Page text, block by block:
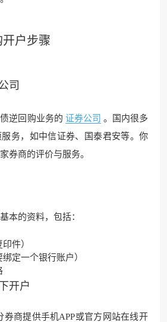
户步骤
司
逆回购业务的 证券公司 。国内很多
务，如中信证券、国泰君安等。你
券商的评价与服务。
本的资料，包括：
件）
定一个银行账户）
开户
券商提供手机APP或官方网站在线开